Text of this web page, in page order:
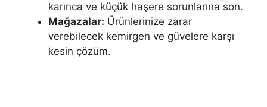
karınca ve küçük haşere sorunlarına son.
Mağazalar: Ürünlerinize zarar
verebilecek kemirgen ve güvelere karşı
kesin çözüm.